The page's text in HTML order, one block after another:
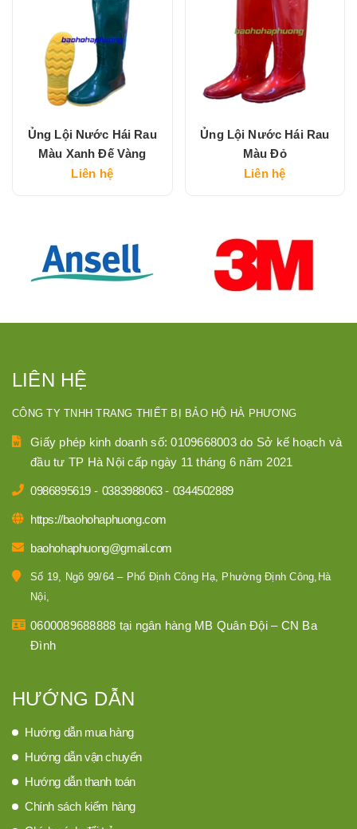
Ủng Lội Nước Hái Rau
Màu Xanh Đế Vàng
Liên hệ
Ủng Lội Nước Hái Rau
Màu Đỏ
Liên hệ
LIÊN HỆ
CÔNG TY TNHH TRANG THIẾT BỊ BẢO HỘ HÀ PHƯƠNG
Giấy phép kinh doanh số: 0109668003 do Sở kế hoạch và
đầu tư TP Hà Nội cấp ngày 11 tháng 6 năm 2021
0986895619 - 0383988063- 0344502889
https://baohohaphuong.com
baohohaphuong@gmail.com
Số 19, Ngõ 99/64 – Phố Định Công Hạ, Phường Định Công,Hà
Nội,
0600089688888 tại ngân hàng MB Quân Đội – CN Ba
Đình
HƯỚNG DẪN
Hướng dẫn mua hàng
Hướng dẫn vận chuyển
Hướng dẫn thanh toán
Chính sách kiểm hàng